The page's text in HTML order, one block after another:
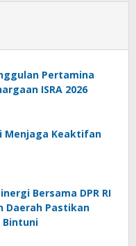
Pertamina
ISRA 2026
Menjaga Keaktifan
Bersama DPR RI
Daerah Pastikan
Bintuni